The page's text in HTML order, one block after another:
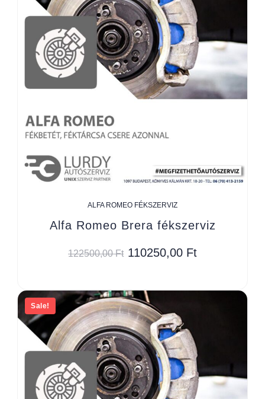
ALFA ROMEO FÉKSZERVIZ
Alfa Romeo Brera fékszerviz
122500,00Ft 110250,00 Ft
Sale!